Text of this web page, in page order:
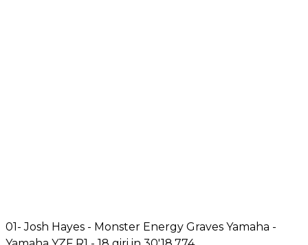
01- Josh Hayes - Monster Energy Graves Yamaha -